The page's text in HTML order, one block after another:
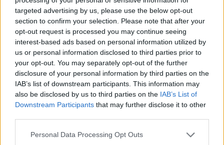
targeted advertising by us, please use the below opt-out
section to confirm your selection. Please note that after your
opt-out request is processed you may continue seeing
interest-based ads based on personal information utilized by
us or personal information disclosed to third parties prior to
your opt-out. You may separately opt-out of the further
disclosure of your personal information by third parties on the
IAB’s list of downstream participants. This information may
also be disclosed by us to third parties on the IAB’s List of
Downstream Participants that may further disclose it to other
Personal Data Processing Opt Outs
distante crucial para los pescadores de Taiwán,
que abarca caladeros vitales para el pez espada, el
pez lanceta y el calamar volador del Pacífico Norte.
El seguimiento por los países de la región de los
niveles radiactivos en las aguas y su concordancia
con los estándares de seguridad deberá
mejorarse en los próximos meses. En paralelo, los
controles adicionales sobre los productos
alimenticios importados de Japón pasarán a ser